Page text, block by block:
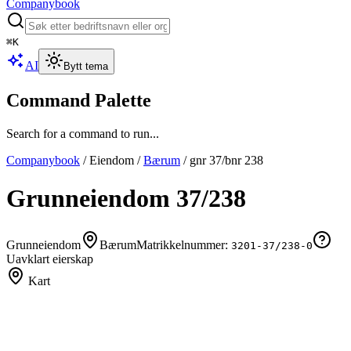
Companybook
⌘K
AI Bytt tema
Command Palette
Search for a command to run...
Companybook /Eiendom /Bærum / gnr37/bnr 238
Grunneiendom 37/238
Grunneiendom BærumMatrikkelnummer: 3201-37/238-0
Uavklart eierskap
Kart